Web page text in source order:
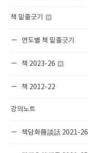
책 밑줄긋기
연도별 책 밑줄긋기
책 2023-26
책 2012-22
강의노트
책담화冊談話 2021-26